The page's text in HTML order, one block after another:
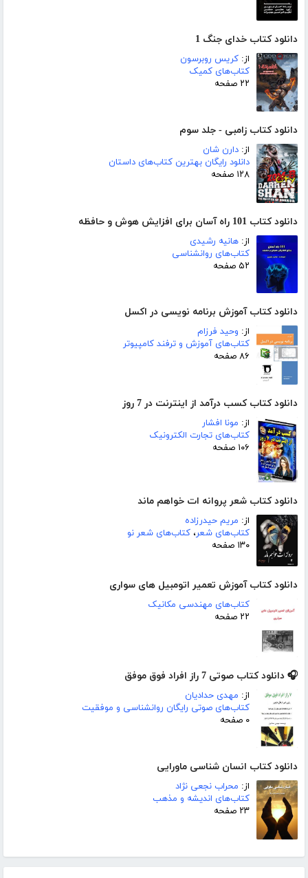
دانلود کتاب خدای جنگ 1
از: کریس روبرسون
کتاب‌های کمیک
۲۲ صفحه
دانلود کتاب زامبی - جلد سوم
از: دارن شان
دانلود رایگان بهترین کتاب‌های داستان
۱۲۸ صفحه
دانلود کتاب 101 راه آسان برای افزایش هوش و حافظه
از: هانیه رشیدی
کتاب‌های روانشناسی
۵۲ صفحه
دانلود کتاب آموزش برنامه نویسی در اکسل
از: وحید فرزام
کتاب‌های آموزش و ترفند کامپیوتر
۸۶ صفحه
دانلود کتاب کسب درآمد از اینترنت در 7 روز
از: مونا افشار
کتاب‌های تجارت الکترونیک
۱۰۶ صفحه
دانلود کتاب شعر پروانه ات خواهم ماند
از: مریم حیدرزاده
کتاب‌های شعر، کتاب‌های شعر نو
۱۳۰ صفحه
دانلود کتاب آموزش تعمیر اتومبیل های سواری
کتاب‌های مهندسی مکانیک
۲۲ صفحه
🎧 دانلود کتاب صوتی 7 راز افراد فوق موفق
از: مهدی حدادیان
کتاب‌های صوتی رایگان روانشناسی و موفقیت
۰ صفحه
دانلود کتاب انسان شناسی ماورایی
از: محراب نجعی نژاد
کتاب‌های اندیشه و مذهب
۲۳ صفحه